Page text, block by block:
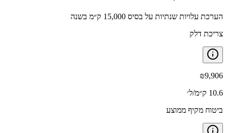
הערכת עלויות שנתיות על בסיס 15,000 ק״מ בשנה
צריכת דלק
₪9,906
10.6 ק״מ/ל׳
ביטוח מקיף ממוצע